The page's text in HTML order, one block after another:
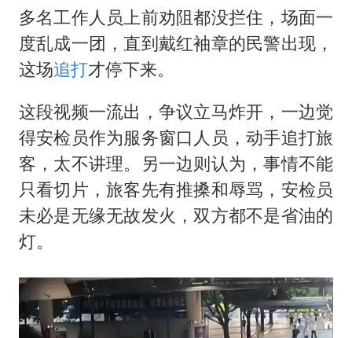
多名工作人员上前劝阻都没拦住，场面一
度乱成一团，直到戴红袖章的民警出现，
这场追打才停下来。
这段视频一流出，争议立马炸开，一边觉
得安检员作为服务窗口人员，动手追打旅
客，太不讲理。另一边则认为，事情不能
只看切片，旅客先有推搡和辱骂，安检员
未必是无缘无故发火，双方都不是省油的
灯。